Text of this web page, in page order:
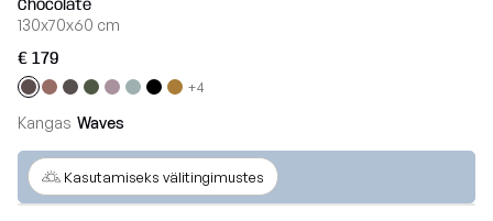
Chocolate
130x70x60 cm
€ 179
+4
Kangas Waves
Veel
Kasutamiseks välitingimustes